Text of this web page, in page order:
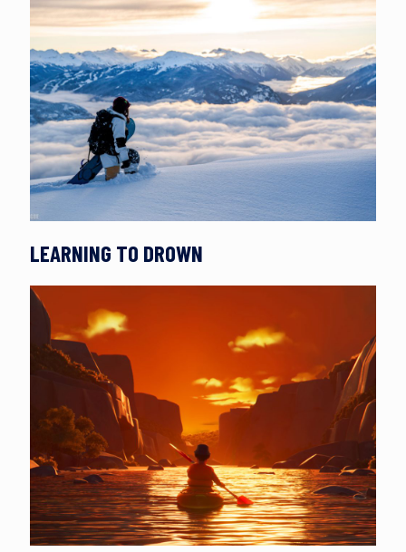
LEARNING TO DROWN